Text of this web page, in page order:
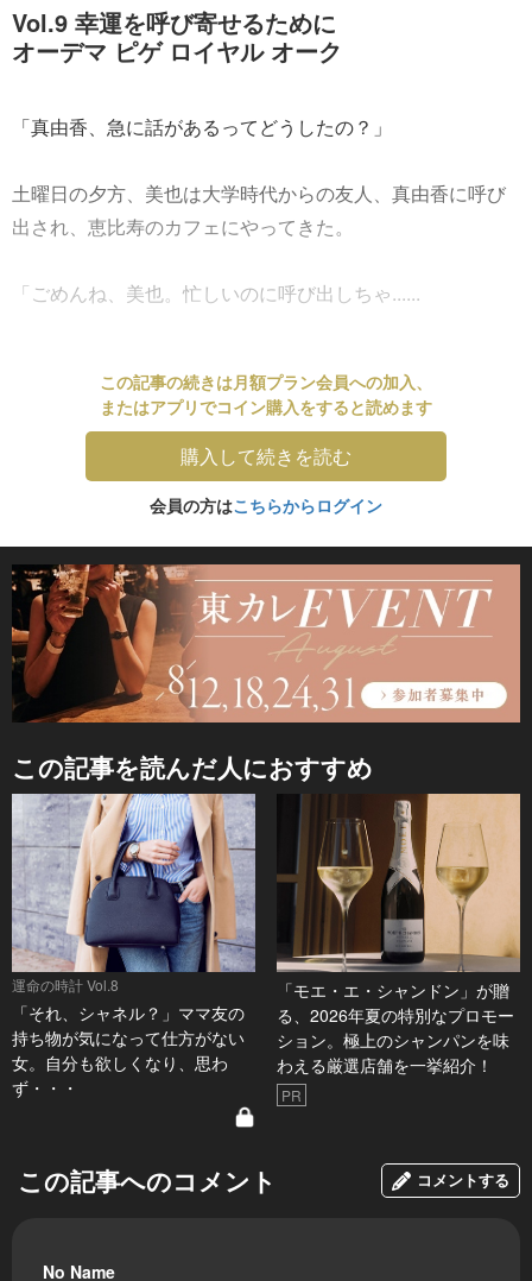
Vol.9 幸運を呼び寄せるために
オーデマ ピゲ ロイヤル オーク
「真由香、急に話があるってどうしたの？」
土曜日の夕方、美也は大学時代からの友人、真由香に呼び
出され、恵比寿のカフェにやってきた。
「ごめんね、美也。忙しいのに呼び出しちゃ......
この記事の続きは月額プラン会員への加入、
またはアプリでコイン購入をすると読めます
購入して続きを読む
会員の方はこちらからログイン
この記事を読んだ人におすすめ
運命の時計 Vol.8
「それ、シャネル？」ママ友の
持ち物が気になって仕方がない
女。自分も欲しくなり、思わ
ず・・・
「モエ・エ・シャンドン」が贈
る、2026年夏の特別なプロモー
ション。極上のシャンパンを味
わえる厳選店舗を一挙紹介！
PR
この記事へのコメント コメントする
No Name